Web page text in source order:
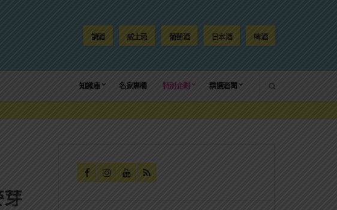
調酒 威士忌 葡萄酒 日本酒 啤酒
知識庫 名家專欄 特別企劃 精選酒聞